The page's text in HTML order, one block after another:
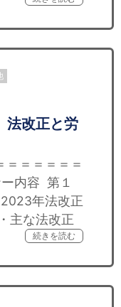
法改正と労
＝＝＝＝＝＝
内容 第１
年法改正
主な法改正
続きを読む